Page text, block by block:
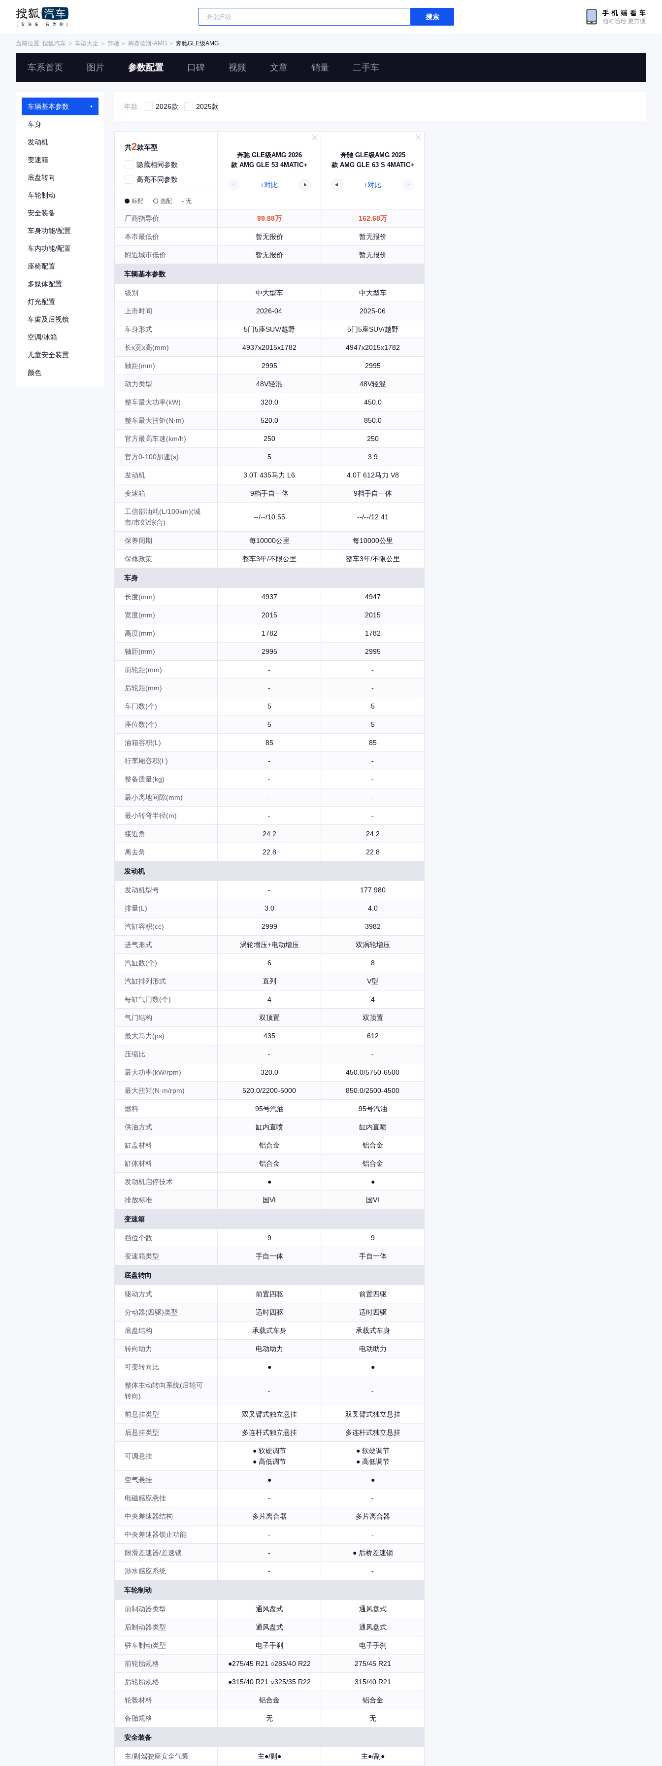
搜索
当前位置: 搜狐汽车 ＞ 车型大全 ＞ 奔驰 ＞ 梅赛德斯-AMG ＞ 奔驰GLE级AMG
车系首页 图片 参数配置 口碑 视频 文章 销量 二手车
车辆基本参数
车身
发动机
变速箱
底盘转向
车轮制动
安全装备
车身功能/配置
车内功能/配置
座椅配置
多媒体配置
灯光配置
车窗及后视镜
空调/冰箱
儿童安全装置
颜色
年款 2026款 2025款
共2款车型
隐藏相同参数
高亮不同参数
标配 选配 - 无
奔驰 GLE级AMG 2026
款 AMG GLE 53 4MATIC+
+对比
奔驰 GLE级AMG 2025
款 AMG GLE 63 S 4MATIC+
+对比
厂商指导价 99.88万 162.68万
本市最低价 暂无报价 暂无报价
附近城市低价 暂无报价 暂无报价
车辆基本参数
级别 中大型车 中大型车
上市时间 2026-04 2025-06
车身形式 5门5座SUV/越野 5门5座SUV/越野
长x宽x高(mm) 4937x2015x1782 4947x2015x1782
轴距(mm) 2995 2995
动力类型 48V轻混 48V轻混
整车最大功率(kW) 320.0 450.0
整车最大扭矩(N·m) 520.0 850.0
官方最高车速(km/h) 250 250
官方0-100加速(s) 5 3.9
发动机 3.0T 435马力 L6 4.0T 612马力 V8
变速箱 9档手自一体 9档手自一体
工信部油耗(L/100km)(城
市/市郊/综合)
--/--/10.55 --/--/12.41
保养周期 每10000公里 每10000公里
保修政策 整车3年/不限公里 整车3年/不限公里
车身
长度(mm) 4937 4947
宽度(mm) 2015 2015
高度(mm) 1782 1782
轴距(mm) 2995 2995
前轮距(mm) - -
后轮距(mm) - -
车门数(个) 5 5
座位数(个) 5 5
油箱容积(L) 85 85
行李厢容积(L) - -
整备质量(kg) - -
最小离地间隙(mm) - -
最小转弯半径(m) - -
接近角 24.2 24.2
离去角 22.8 22.8
发动机
发动机型号 - 177 980
排量(L) 3.0 4.0
汽缸容积(cc) 2999 3982
进气形式 涡轮增压+电动增压 双涡轮增压
汽缸数(个) 6 8
汽缸排列形式 直列 V型
每缸气门数(个) 4 4
气门结构 双顶置 双顶置
最大马力(ps) 435 612
压缩比 - -
最大功率(kW/rpm) 320.0 450.0/5750-6500
最大扭矩(N·m/rpm) 520.0/2200-5000 850.0/2500-4500
燃料 95号汽油 95号汽油
供油方式 缸内直喷 缸内直喷
缸盖材料 铝合金 铝合金
缸体材料 铝合金 铝合金
发动机启停技术 ● ●
排放标准 国VI 国VI
变速箱
挡位个数 9 9
变速箱类型 手自一体 手自一体
底盘转向
驱动方式 前置四驱 前置四驱
分动器(四驱)类型 适时四驱 适时四驱
底盘结构 承载式车身 承载式车身
转向助力 电动助力 电动助力
可变转向比 ● ●
整体主动转向系统(后轮可
转向)
- -
前悬挂类型 双叉臂式独立悬挂 双叉臂式独立悬挂
后悬挂类型 多连杆式独立悬挂 多连杆式独立悬挂
可调悬挂
● 软硬调节
● 高低调节
● 软硬调节
● 高低调节
空气悬挂 ● ●
电磁感应悬挂 - -
中央差速器结构 多片离合器 多片离合器
中央差速器锁止功能 - -
限滑差速器/差速锁 - ● 后桥差速锁
涉水感应系统 - -
车轮制动
前制动器类型 通风盘式 通风盘式
后制动器类型 通风盘式 通风盘式
驻车制动类型 电子手刹 电子手刹
前轮胎规格 ●275/45 R21 ○285/40 R22 275/45 R21
后轮胎规格 ●315/40 R21 ○325/35 R22 315/40 R21
轮毂材料 铝合金 铝合金
备胎规格 无 无
安全装备
主/副驾驶座安全气囊 主●/副● 主●/副●